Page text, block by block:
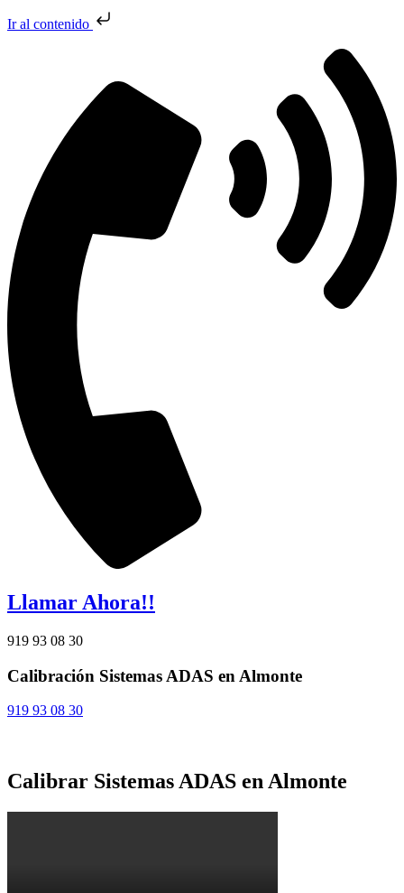
Ir al contenido
Llamar Ahora!!
919 93 08 30
Calibración Sistemas ADAS en Almonte
919 93 08 30
Calibrar Sistemas ADAS en Almonte